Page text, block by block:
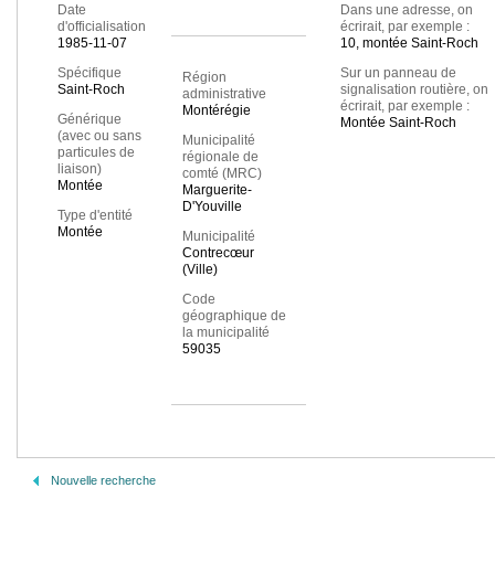
Date
d'officialisation
1985-11-07
Spécifique
Saint-Roch
Générique
(avec ou sans
particules de
liaison)
Montée
Type d'entité
Montée
Région
administrative
Montérégie
Municipalité
régionale de
comté (MRC)
Marguerite-
D'Youville
Municipalité
Contrecœur
(Ville)
Code
géographique de
la municipalité
59035
Dans une adresse, on
écrirait, par exemple :
10, montée Saint-Roch
Sur un panneau de
signalisation routière, on
écrirait, par exemple :
Montée Saint-Roch
Nouvelle recherche